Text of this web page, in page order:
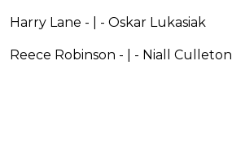
Harry Lane - | - Oskar Lukasiak
Reece Robinson - | - Niall Culleton